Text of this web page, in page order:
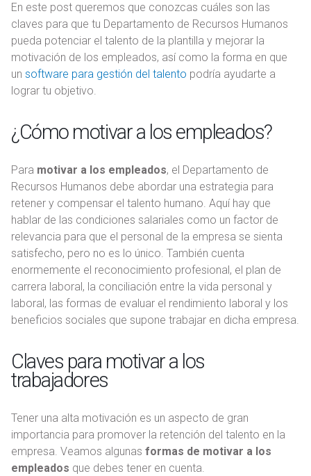
En este post queremos que conozcas cuáles son las
claves para que tu Departamento de Recursos Humanos
pueda potenciar el talento de la plantilla y mejorar la
motivación de los empleados, así como la forma en que
un software para gestión del talento podría ayudarte a
lograr tu objetivo.
¿Cómo motivar a los empleados?
Para motivar a los empleados, el Departamento de
Recursos Humanos debe abordar una estrategia para
retener y compensar el talento humano. Aquí hay que
hablar de las condiciones salariales como un factor de
relevancia para que el personal de la empresa se sienta
satisfecho, pero no es lo único. También cuenta
enormemente el reconocimiento profesional, el plan de
carrera laboral, la conciliación entre la vida personal y
laboral, las formas de evaluar el rendimiento laboral y los
beneficios sociales que supone trabajar en dicha empresa.
Claves para motivar a los
trabajadores
Tener una alta motivación es un aspecto de gran
importancia para promover la retención del talento en la
empresa. Veamos algunas formas de motivar a los
empleados que debes tener en cuenta.